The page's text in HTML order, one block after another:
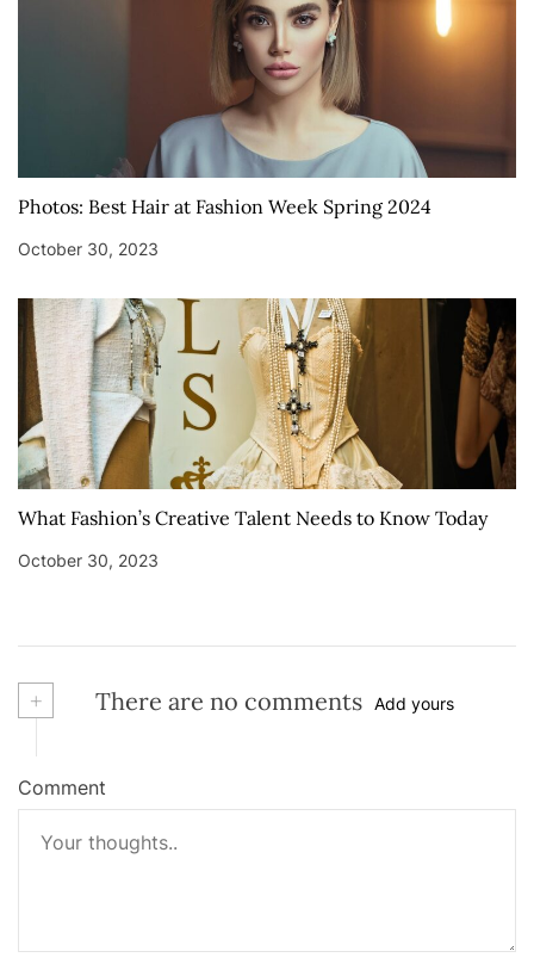
Photos: Best Hair at Fashion Week Spring 2024
October 30, 2023
What Fashion’s Creative Talent Needs to Know Today
October 30, 2023
+ There are no comments Add yours
Comment